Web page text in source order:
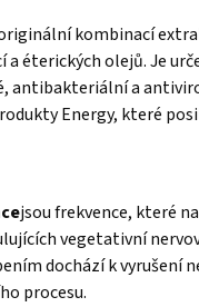
kombinací
a éterických olejů. Je
antibakteriální a
Energy, které
jsou frekvence, které
vegetativní
dochází k vyrušení
procesu.